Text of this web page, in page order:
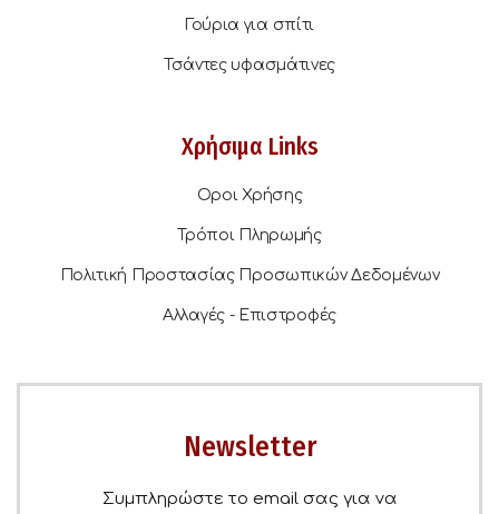
Γούρια για σπίτι
Τσάντες υφασμάτινες
Χρήσιμα Links
Οροι Χρήσης
Τρόποι Πληρωμής
Πολιτική Προστασίας Προσωπικών Δεδομένων
Αλλαγές - Επιστροφές
Newsletter
Συμπληρώστε το email σας για να